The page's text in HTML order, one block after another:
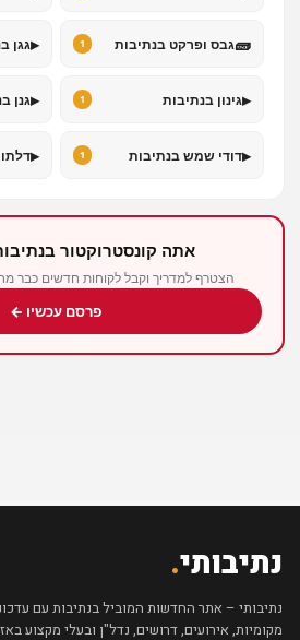
🧱גבס ופרקט בנתיבות 1
▸גגן
▸גינון בנתיבות 1
▸גנן
▸דודי שמש בנתיבות 1
▸
אתה קונסטרוקטור
הצטרף למדריך וקבל לקוחות חדשים כבר מחר –
פרסם עכשיו ←
נתיבותי.
נתיבותי – אתר החדשות המוביל בנתיבות עם
מקומיות, אירועים, דרושים, נדל"ן ובעלי מקצוע